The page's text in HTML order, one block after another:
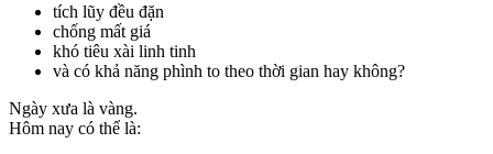
tích lũy đều đặn
chống mất giá
khó tiêu xài linh tinh
và có khả năng phình to theo thời gian hay không?
Ngày xưa là vàng.
Hôm nay có thể là: